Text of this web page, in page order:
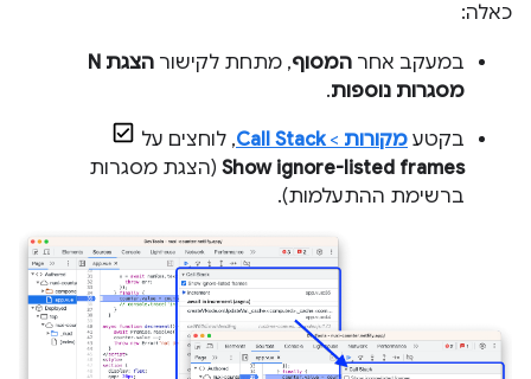
כאלה:
במעקב אחר המסוף, מתחת לקישור
הצגת N
מסגרות נוספות.
בקטע מקורות >
Call Stack, לוחצים על
Show ignore-listed frames (הצגת מסגרות
ברשימת ההתעלמות).